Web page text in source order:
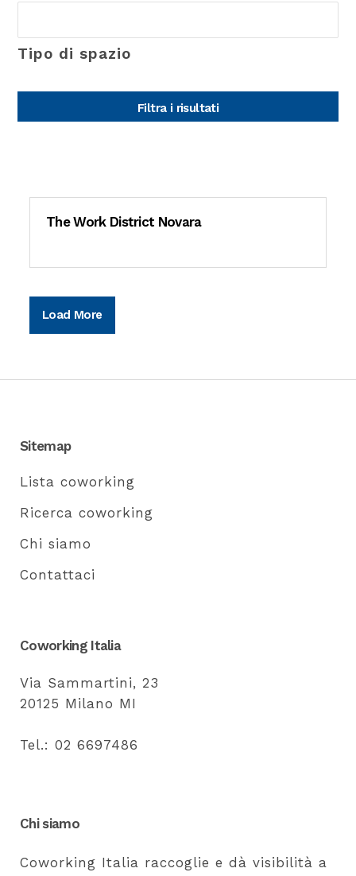
Tipo di spazio
Filtra i risultati
The Work District Novara
Load More
Sitemap
Lista coworking
Ricerca coworking
Chi siamo
Contattaci
Coworking Italia
Via Sammartini, 23
20125 Milano MI
Tel.: 02 6697486
Chi siamo
Coworking Italia raccoglie e dà visibilità a